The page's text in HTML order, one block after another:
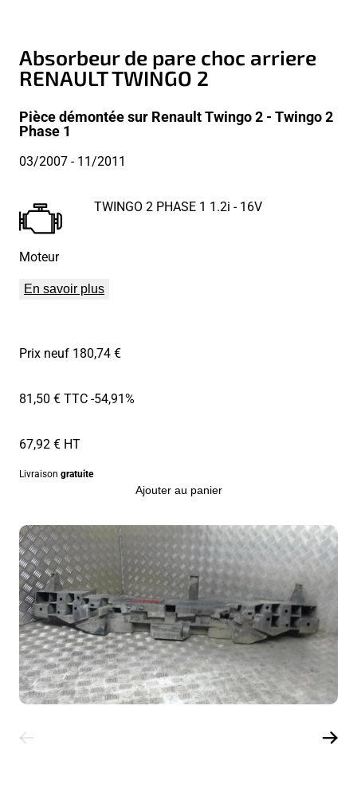
Absorbeur de pare choc arriere
RENAULT TWINGO 2
Pièce démontée sur Renault Twingo 2 - Twingo 2
Phase 1
03/2007- 11/2011
Moteur
TWINGO 2 PHASE 1 1.2i - 16V
En savoir plus
Prix neuf 180,74 €
81,50 € TTC-54,91%
67,92 € HT
Livraison gratuite
Ajouter au panier